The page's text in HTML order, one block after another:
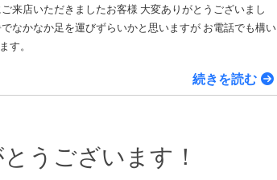
来店いただきましたお客様 大変ありがとうございまし
なかなか足を運びずらいかと思いますが お電話でも構い
す。
続きを読む
うございます！